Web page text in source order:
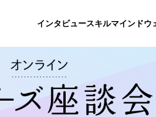
インタビュースキルマインドウ